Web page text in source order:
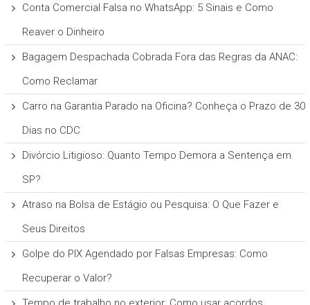
Conta Comercial Falsa no WhatsApp: 5 Sinais e Como
Reaver o Dinheiro
Bagagem Despachada Cobrada Fora das Regras da ANAC:
Como Reclamar
Carro na Garantia Parado na Oficina? Conheça o Prazo de 30
Dias no CDC
Divórcio Litigioso: Quanto Tempo Demora a Sentença em
SP?
Atraso na Bolsa de Estágio ou Pesquisa: O Que Fazer e
Seus Direitos
Golpe do PIX Agendado por Falsas Empresas: Como
Recuperar o Valor?